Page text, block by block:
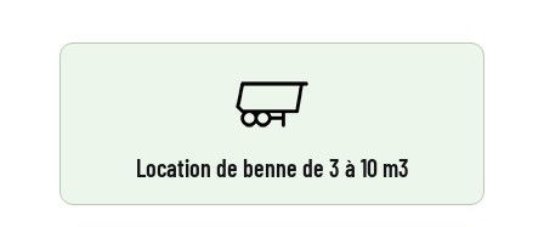
Location de benne de 3 à 10 m3